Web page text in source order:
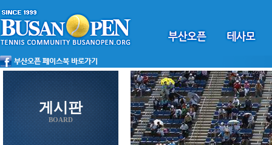
게시판
BOARD